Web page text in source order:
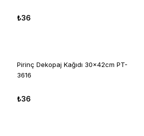
₺36
Pirinç Dekopaj Kağıdı 30x42cm PT-
3616
₺36